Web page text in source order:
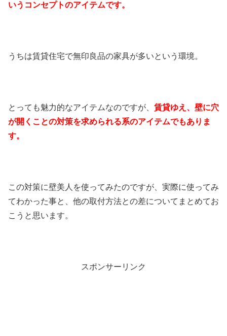
いうコンセプトのアイテムです。
うちは賃貸住宅で無印良品の家具が多いという環境。
とっても魅力的なアイテムなのですが、 賃貸ゆえ、壁に穴
が開くことの対策を求められる系のアイテムでもありま
す。
この対策に壁美人を使ってみたのですが、実際に使ってみ
てわかった事と、他の取付方法との差についてまとめてお
こうと思います。
スポンサーリンク